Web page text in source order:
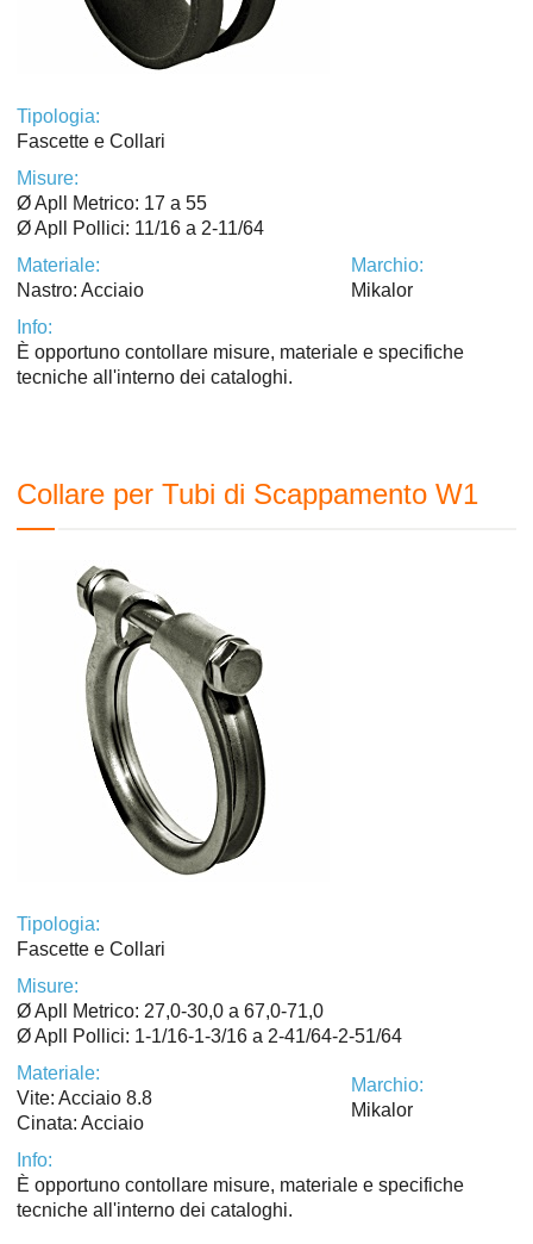
Tipologia:
Fascette e Collari
Misure:
Ø Apll Metrico: 17 a 55
Ø Apll Pollici: 11/16 a 2-11/64
Materiale:
Nastro: Acciaio
Marchio:
Mikalor
Info:
È opportuno contollare misure, materiale e specifiche
tecniche all'interno dei cataloghi.
Collare per Tubi di Scappamento W1
Tipologia:
Fascette e Collari
Misure:
Ø Apll Metrico: 27,0-30,0 a 67,0-71,0
Ø Apll Pollici: 1-1/16-1-3/16 a 2-41/64-2-51/64
Materiale:
Vite: Acciaio 8.8
Cinata: Acciaio
Marchio:
Mikalor
Info:
È opportuno contollare misure, materiale e specifiche
tecniche all'interno dei cataloghi.